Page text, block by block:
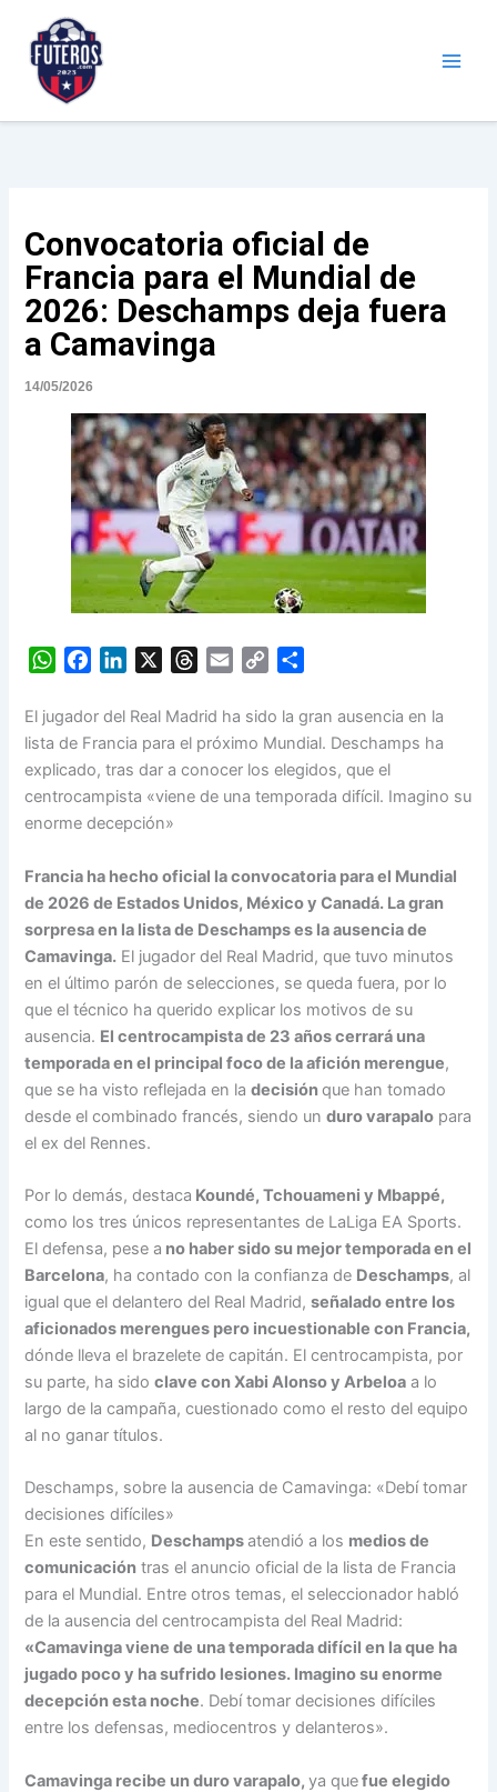
contenido
Convocatoria oficial de
Francia para el Mundial de
2026: Deschamps deja fuera
a Camavinga
14/05/2026
W
a
t
s
A
p
c
e
b
o
o
n
k
e
d
I
r
e
a
d
a
i
l
C
p
y
L
i
a
r
e
El jugador del Real Madrid ha sido la gran ausencia en la
lista de Francia para el próximo Mundial. Deschamps ha
explicado, tras dar a conocer los elegidos, que el
centrocampista «viene de una temporada difícil. Imagino su
enorme decepción»
Francia ha hecho oficial la convocatoria para el Mundial
de 2026 de Estados Unidos, México y Canadá. La gran
sorpresa en la lista de Deschamps es la ausencia de
Camavinga. El jugador del Real Madrid, que tuvo minutos
en el último parón de selecciones, se queda fuera, por lo
que el técnico ha querido explicar los motivos de su
ausencia. El centrocampista de 23 años cerrará una
temporada en el principal foco de la afición merengue,
que se ha visto reflejada en ladecisiónque han tomado
desde el combinado francés, siendo unduro varapalo para
el ex del Rennes.
Por lo demás, destaca Koundé, Tchouameni y Mbappé,
como los tres únicos representantes de LaLiga EA Sports.
El defensa, pese a no haber sido su mejor temporada en el
Barcelona, ha contado con la confianza de Deschamps, al
igual que el delantero del Real Madrid,señalado entre los
aficionados merengues pero incuestionable con Francia,
dónde lleva el brazelete de capitán. El centrocampista, por
su parte, ha sidoclave con Xabi Alonso y Arbeloa a lo
largo de la campaña, cuestionado como el resto del equipo
al no ganar títulos.
Deschamps, sobre la ausencia de Camavinga: «Debí tomar
decisiones difíciles»
En este sentido, Deschampsatendió a los medios de
comunicación tras el anuncio oficial de la lista de Francia
para el Mundial. Entre otros temas, el seleccionador habló
de la ausencia del centrocampista del Real Madrid:
«Camavinga viene de una temporada difícil en la que ha
jugado poco y ha sufrido lesiones. Imagino su enorme
decepción esta noche. Debí tomar decisiones difíciles
entre los defensas, mediocentros y delanteros».
Camavinga recibe un duro varapalo,ya quefue elegido